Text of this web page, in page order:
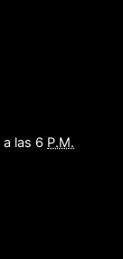
a las 6 P.M.